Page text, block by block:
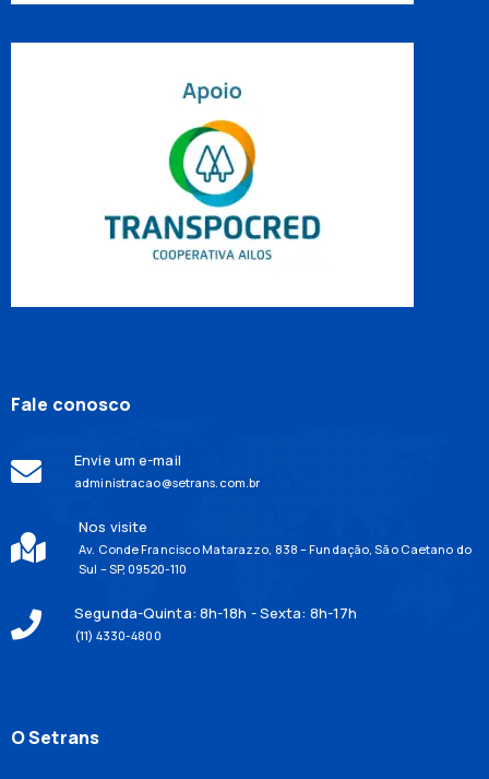
Fale conosco
Envie um e-mail
administracao@setrans.com.br
Nos visite
Av. Conde Francisco Matarazzo, 838 – Fundação, São Caetano do
Sul – SP, 09520-110
Segunda-Quinta: 8h-18h - Sexta: 8h-17h
(11) 4330-4800
O Setrans